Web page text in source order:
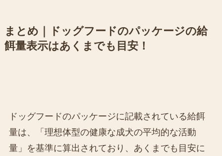
まとめ｜ドッグフードのパッケージの給
餌量表示はあくまでも目安！
ドッグフードのパッケージに記載されている給餌
量は、「理想体型の健康な成犬の平均的な活動
量」を基準に算出されており、あくまでも目安に